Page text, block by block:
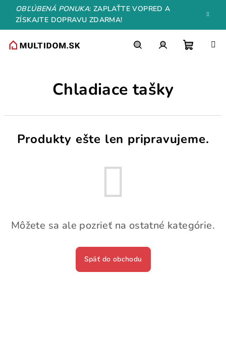
Prejsť
obsah
OBĽÚBENÁ PONUKA: ZAPLAŤTE VOPRED A
ZÍSKAJTE DOPRAVU ZDARMA!
Chladiace tašky
Produkty ešte len pripravujeme.
Môžete sa ale pozrieť na ostatné kategórie.
Späť do obchodu